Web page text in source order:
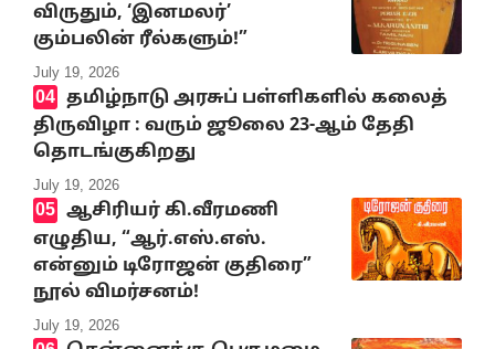
விருதும், ‘இனமலர்’
கும்பலின் ரீல்களும்!”
July 19, 2026
தமிழ்நாடு அரசுப் பள்ளிகளில் கலைத்
திருவிழா : வரும் ஜூலை 23-ஆம் தேதி
தொடங்குகிறது
July 19, 2026
ஆசிரியர் கி.வீரமணி
எழுதிய, “ஆர்.எஸ்.எஸ்.
என்னும் டிரோஜன் குதிரை”
நூல் விமர்சனம்!
July 19, 2026